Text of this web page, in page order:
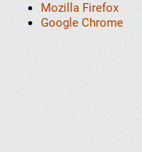
Mozilla Firefox
Google Chrome